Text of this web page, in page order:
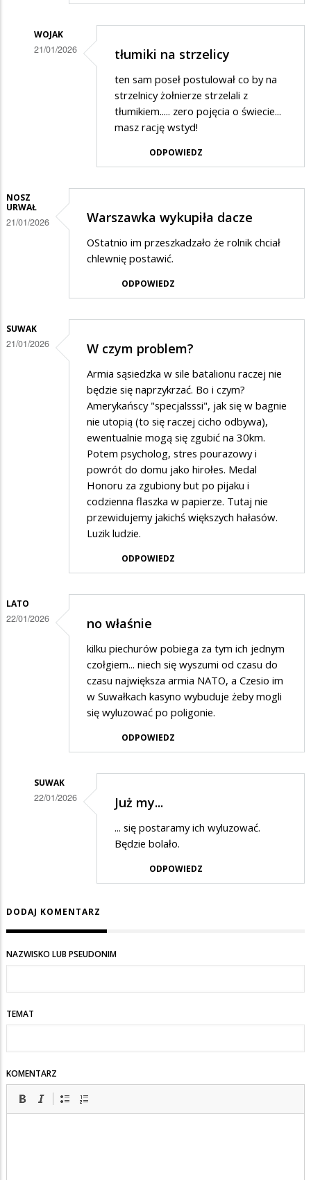
WOJAK
21/01/2026
spostrzegawczy
pajace...
tłumiki na strzelicy
ten sam poseł postulował co by na
strzelnicy żołnierze strzelali z
tłumikiem..... zero pojęcia o świecie...
masz rację wstyd!
ODPOWIEDZ
NOSZ
URWAŁ
21/01/2026 Warszawka wykupiła dacze
OStatnio im przeszkadzało że rolnik chciał
chlewnię postawić.
ODPOWIEDZ
SUWAK
21/01/2026 W czym problem?
Armia sąsiedzka w sile batalionu raczej nie
będzie się naprzykrzać. Bo i czym?
Amerykańscy "specjalsssi", jak się w bagnie
nie utopią (to się raczej cicho odbywa),
ewentualnie mogą się zgubić na 30km.
Potem psycholog, stres pourazowy i
powrót do domu jako hirołes. Medal
Honoru za zgubiony but po pijaku i
codzienna flaszka w papierze. Tutaj nie
przewidujemy jakichś większych hałasów.
Luzik ludzie.
ODPOWIEDZ
LATO
22/01/2026 no właśnie
kilku piechurów pobiega za tym ich jednym
czołgiem... niech się wyszumi od czasu do
czasu największa armia NATO, a Czesio im
w Suwałkach kasyno wybuduje żeby mogli
się wyluzować po poligonie.
ODPOWIEDZ
SUWAK
22/01/2026
na
właśnie
Już my...
... się postaramy ich wyluzować.
Będzie bolało.
ODPOWIEDZ
DODAJ KOMENTARZ
NAZWISKO LUB PSEUDONIM
TEMAT
KOMENTARZ